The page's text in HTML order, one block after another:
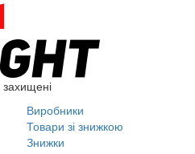
Виробники
Товари зі знижкою
Знижки